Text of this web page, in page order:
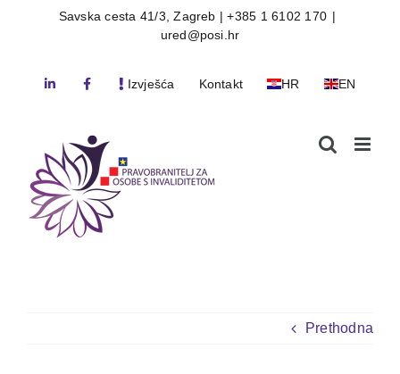
Savska cesta 41/3, Zagreb | +385 1 6102 170 |
ured@posi.hr
Izvješća Kontakt HR EN
Prethodna